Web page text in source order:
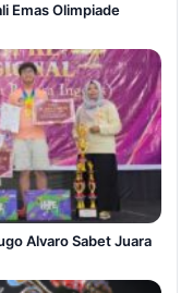
Emas Olimpiade
Alvaro Sabet Juara